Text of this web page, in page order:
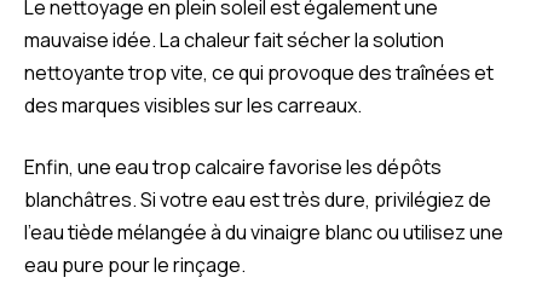
Le nettoyage en plein soleil est également une
mauvaise idée. La chaleur fait sécher la solution
nettoyante trop vite, ce qui provoque des traînées et
des marques visibles sur les carreaux.
Enfin, une eau trop calcaire favorise les dépôts
blanchâtres. Si votre eau est très dure, privilégiez de
l’eau tiède mélangée à du vinaigre blanc ou utilisez une
eau pure pour le rinçage.